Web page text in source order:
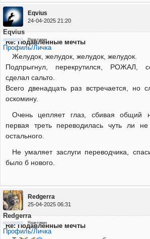
Eqvius
24-04-2025 21:20
Eqvius
Неактивен
Профиль/Личка
Re: Подавленные мечты
Желудок, желудок, желудок, желудок.
Подпрыгнул, перекрутился, РОЖАЛ,
сделал сальто.
Всего двенадцать раз встречается, но
оскомину.
Очень цепляет глаз, сбивая общий
первая треть переводилась чуть ли
остального.
Не умаляет заслуги переводчика,
было б нового.
Redgerra
25-04-2025 06:31
Redgerra
Неактивен
Профиль/Личка
Re: Подавленные мечты